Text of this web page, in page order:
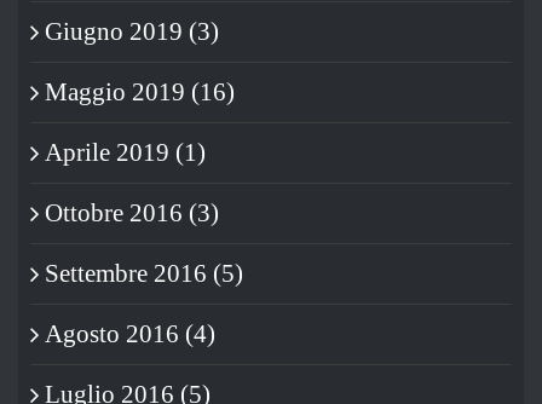
Giugno 2019 (3)
Maggio 2019 (16)
Aprile 2019 (1)
Ottobre 2016 (3)
Settembre 2016 (5)
Agosto 2016 (4)
Luglio 2016 (5)